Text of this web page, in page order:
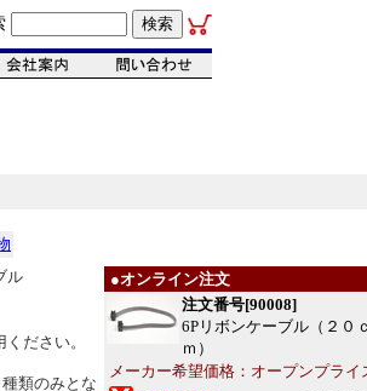
●オンライン注文
注文番号[90008]
6Pリボンケーブル（２０ｃ
ｍ）
メーカー希望価格：オープンプライ
ル
ださい。
類のみとな